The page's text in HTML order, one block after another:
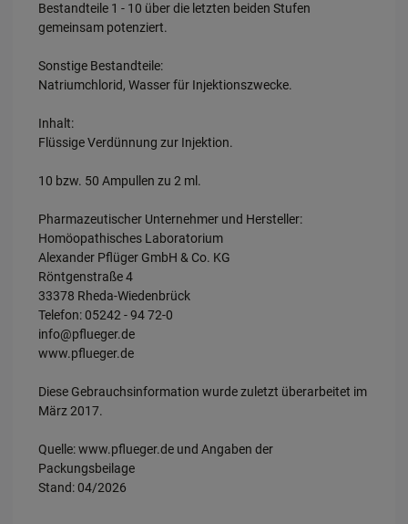
Bestandteile 1 - 10 über die letzten beiden Stufen
gemeinsam potenziert.
Sonstige Bestandteile:
Natriumchlorid, Wasser für Injektionszwecke.
Inhalt:
Flüssige Verdünnung zur Injektion.
10 bzw. 50 Ampullen zu 2 ml.
Pharmazeutischer Unternehmer und Hersteller:
Homöopathisches Laboratorium
Alexander Pflüger GmbH & Co. KG
Röntgenstraße 4
33378 Rheda-Wiedenbrück
Telefon: 05242 - 94 72-0
info@pflueger.de
www.pflueger.de
Diese Gebrauchsinformation wurde zuletzt überarbeitet im
März 2017.
Quelle: www.pflueger.de und Angaben der
Packungsbeilage
Stand: 04/2026